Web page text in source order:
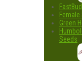
Female
Green
Seeds